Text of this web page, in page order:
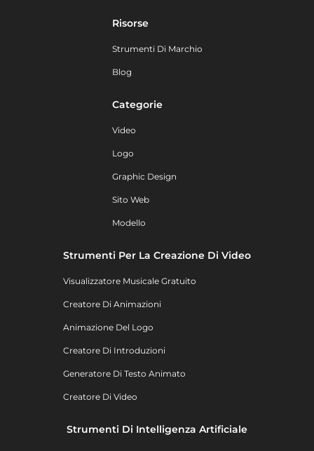
Risorse
Strumenti Di Marchio
Blog
Categorie
Video
Logo
Graphic Design
Sito Web
Modello
Strumenti Per La Creazione Di Video
Visualizzatore Musicale Gratuito
Creatore Di Animazioni
Animazione Del Logo
Creatore Di Introduzioni
Generatore Di Testo Animato
Creatore Di Video
Strumenti Di Intelligenza Artificiale